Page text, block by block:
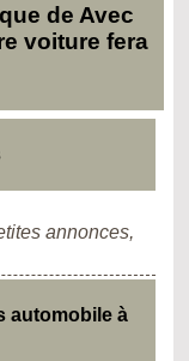
de Avec
voiture fera
annonces,
automobile à